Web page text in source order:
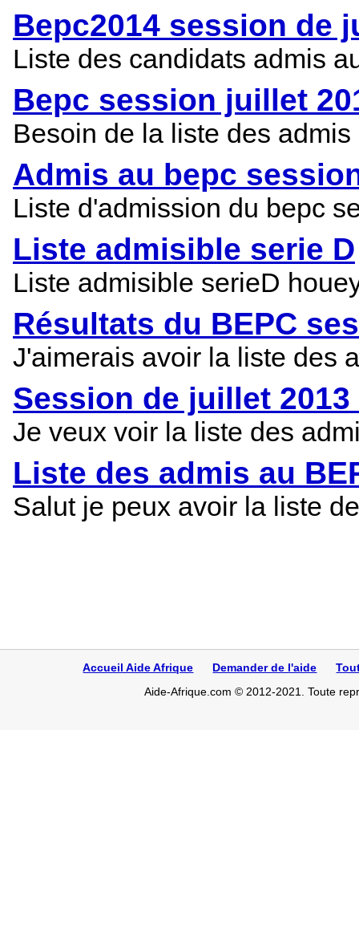
Bepc2014 session de
Liste des candidats admis
Bepc session juillet
Besoin de la liste des
Admis au bepc
Liste d'admission du bepc
Liste admisible serie D
Liste admisible serieD
Résultats du BEPC
J'aimerais avoir la liste des
Session de juillet
Je veux voir la liste des
Liste des admis au
Salut je peux avoir la liste
Accueil Aide Afrique Demander de l'aide
Aide-Afrique.com © 2012-2021. Toute